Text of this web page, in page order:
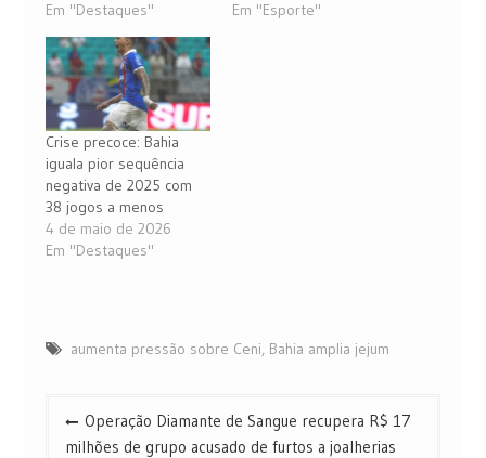
Em "Destaques"
Em "Esporte"
Crise precoce: Bahia
iguala pior sequência
negativa de 2025 com
38 jogos a menos
4 de maio de 2026
Em "Destaques"
aumenta pressão sobre Ceni, Bahia amplia jejum
Navegação
de
Operação Diamante de Sangue recupera R$ 17
milhões de grupo acusado de furtos a joalherias